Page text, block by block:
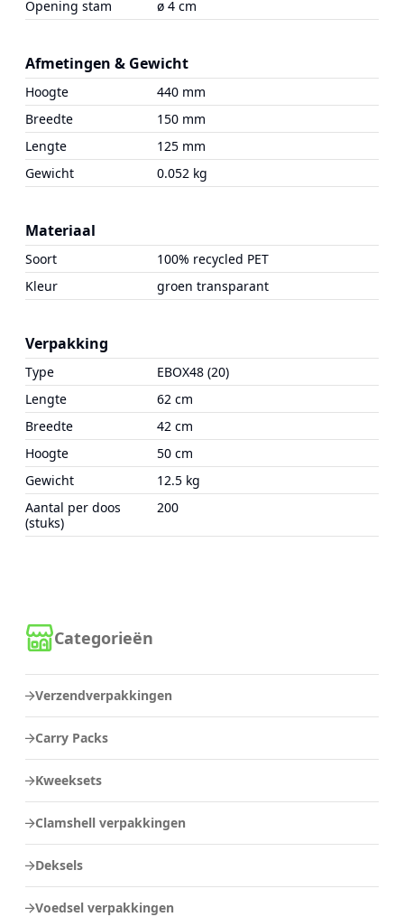
Categorieën
Verzendverpakkingen
Carry Packs
Kweeksets
Clamshell verpakkingen
Deksels
Voedsel verpakkingen
Opening stam ø 4 cm
Afmetingen & Gewicht
Hoogte
440 mm
Breedte
150 mm
Lengte
125 mm
Gewicht
0.052 kg
Materiaal
Soort
100% recycled PET
Kleur
groen transparant
Verpakking
Type
EBOX48 (20)
Lengte
62 cm
Breedte
42 cm
Hoogte
50 cm
Gewicht
12.5 kg
Aantal per doos
(stuks)
200